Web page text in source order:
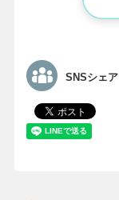
SNSシェア